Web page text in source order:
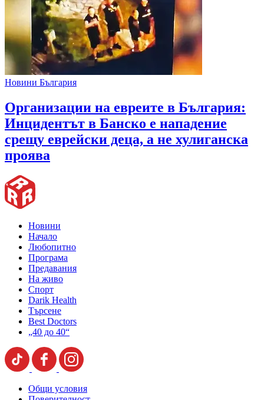
Новини България
Организации на евреите в България:
Инцидентът в Банско е нападение
срещу еврейски деца, а не хулиганска
проява
Новини
Начало
Любопитно
Програма
Предавания
На живо
Спорт
Darik Health
Търсене
Best Doctors
„40 до 40“
Общи условия